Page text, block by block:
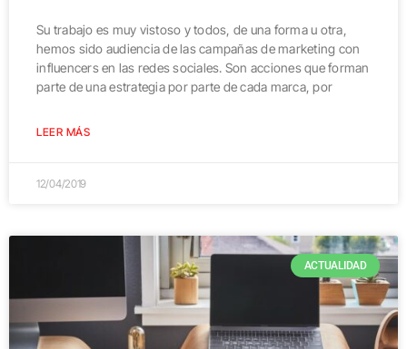
Su trabajo es muy vistoso y todos, de una forma u otra,
hemos sido audiencia de las campañas de marketing con
influencers en las redes sociales. Son acciones que forman
parte de una estrategia por parte de cada marca, por
LEER MÁS
12/04/2019
ACTUALIDAD